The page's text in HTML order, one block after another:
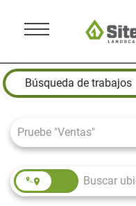
Menu
Job Search Page
Búsqueda de trabajos